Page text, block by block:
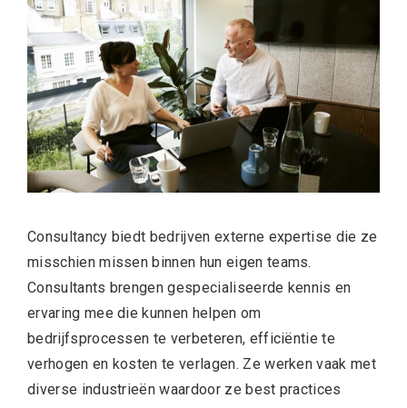
Consultancy biedt bedrijven externe expertise die ze
misschien missen binnen hun eigen teams.
Consultants brengen gespecialiseerde kennis en
ervaring mee die kunnen helpen om
bedrijfsprocessen te verbeteren, efficiëntie te
verhogen en kosten te verlagen. Ze werken vaak met
diverse industrieën waardoor ze best practices